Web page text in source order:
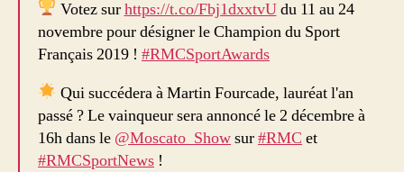
Votez surhttps://t.co/Fbj1dxxtvUdu 11 au 24
novembre pour désigner le Champion du Sport
Français 2019 ! #RMCSportAwards
Qui succédera à Martin Fourcade, lauréat l'an
passé ? Le vainqueur sera annoncé le 2 décembre à
16h dans le @Moscato_Showsur#RMC et
#RMCSportNews !